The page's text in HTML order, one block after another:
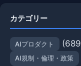
カテゴリー
AIプロダクト
AI規制・倫理・政策